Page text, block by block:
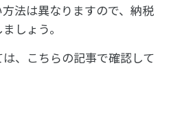
法は異なりますので、納税
しょう。
、こちらの記事で確認して